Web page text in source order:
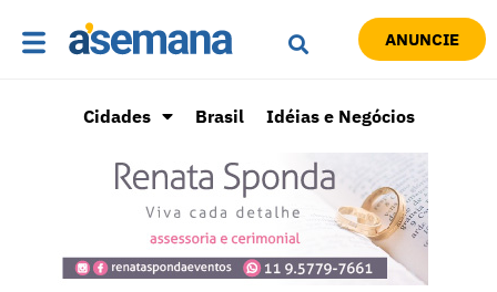
ANUNCIE
Cidades Brasil Idéias e Negócios